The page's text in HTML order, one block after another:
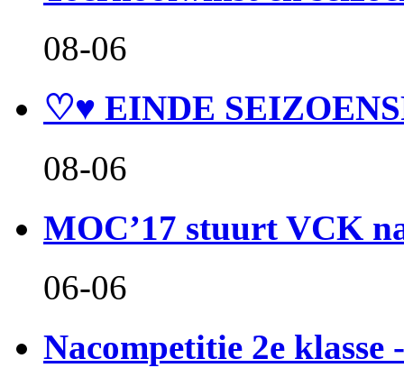
08-06
♡♥ EINDE
08-06
MOC’17 stuurt VCK
06-06
Nacompetitie 2e klasse